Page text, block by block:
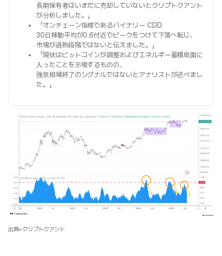
長期保有者はいまだに売却していないとクリプトクアント
が分析しました。」
「オンチェーン指標であるバイナリー CDD
30日移動平均が0.6付近でピークをつけて下落へ転じ、
市場が過熱段階ではないと伝えました。」
「現状はビットコインが調整およびエネルギー蓄積局面に
入ったことを示唆するものの、
強気相場終了のシグナルではないとアナリストが述べまし
た。」
出典=クリプトクアント